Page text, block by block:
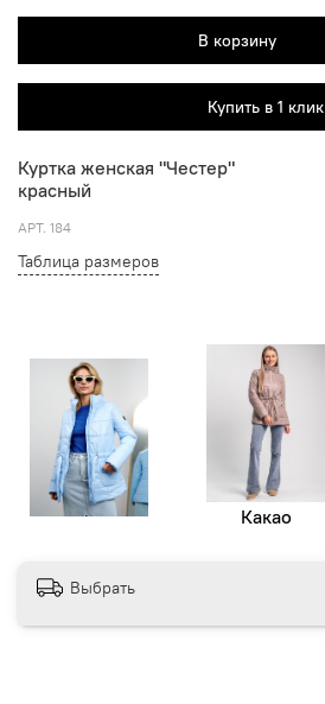
Куртка женская "Честер"
красный
АРТ. 184
Таблица размеров
В корзину
Купить в 1 клик
Какао
Выбрать